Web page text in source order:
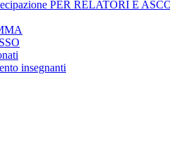
PER RELATORI E
insegnanti